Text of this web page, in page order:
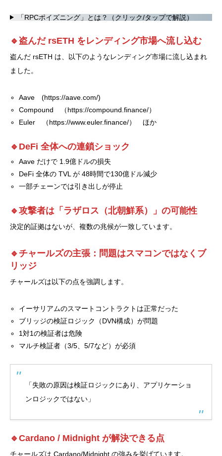
「RPCポイズニング」とは？（クリック/タップで解説）
🔹盗んだ rsETH をレンディング市場へ流し込む
盗んだ rsETH は、以下のようなレンディング市場に流し込まれ
ました。
Aave (https://aave.com/)
Compound （https://compound.finance/）
Euler （https://www.euler.finance/） ほか
🔹DeFi 全体への連鎖ショック
Aave だけで 1.9億ドルの損失
DeFi 全体の TVL が 48時間で130億ドル減少
一部チェーンでは引き出しが停止
🔹攻撃者は「ラザロス（北朝鮮系）」の可能性
決定的証拠はないが、複数の兆候が一致しています。
🔹チャールズの主張：問題はスマコンではなくブ
リッジ
チャールズは以下の点を強調します。
イーサリアムのスマートコントラクトは正常だった
ブリッジの検証ロジック（DVN構成）が問題
1対1の検証者は危険
マルチ検証者（3/5、5/7など）が必須
「失敗の原因は検証ロジックにあり、アプリケーショ
ンロジックではない」
🔹Cardano / Midnight が解決できる点
チャールズは Cardano/Midnight の強みを挙げています。